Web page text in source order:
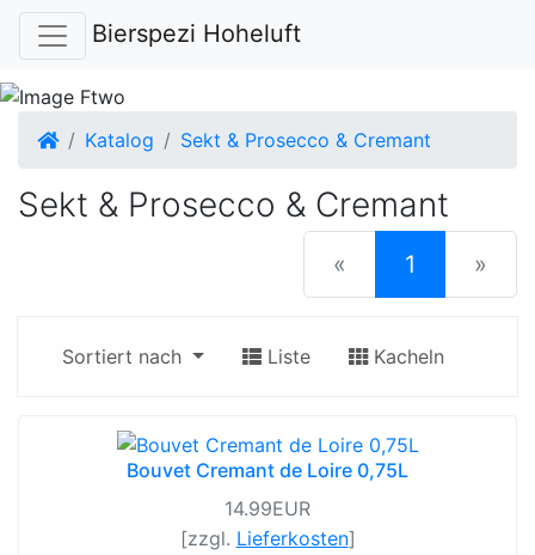
Bierspezi Hoheluft
Startseite
Katalog Sekt & Prosecco & Cremant
Sekt & Prosecco & Cremant
« 1 (current)
»
Sortiert nach Liste Kacheln
Bouvet Cremant de Loire 0,75L
14.99EUR
[zzgl. Lieferkosten]